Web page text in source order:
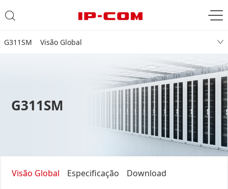
G311SM Visão Global
G311SM
Visão Global Especificação Download